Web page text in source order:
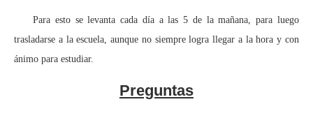
Para esto se levanta cada día a las 5 de la mañana, para luego
trasladarse a la escuela, aunque no siempre logra llegar a la hora y con
ánimo para estudiar.
Preguntas